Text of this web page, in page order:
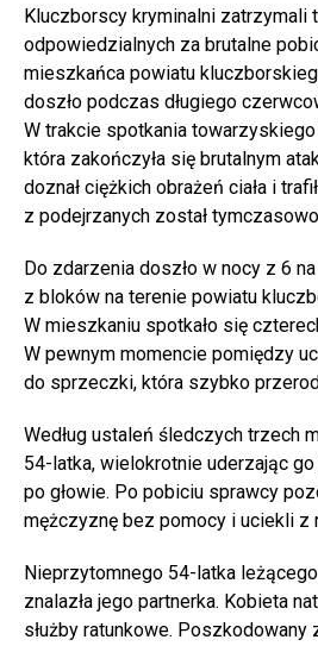
Kluczborscy kryminalni zatrzymali
odpowiedzialnych za brutalne
mieszkańca powiatu
doszło podczas długiego
W trakcie spotkania towarzyskiego
która zakończyła się brutalnym
doznał ciężkich obrażeń ciała i
z podejrzanych został
Do zdarzenia doszło w nocy z 6
z bloków na terenie powiatu
W mieszkaniu spotkało się
W pewnym momencie pomiędzy
do sprzeczki, która szybko
Według ustaleń śledczych trzech
54-latka, wielokrotnie uderzając
po głowie. Po pobiciu sprawcy
mężczyznę bez pomocy i uciekli z
Nieprzytomnego 54-latka
znalazła jego partnerka. Kobieta
służby ratunkowe. Poszkodowany